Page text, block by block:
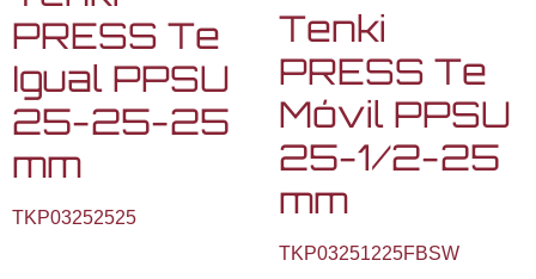
PRESS Te
Igual PPSU
25-25-25
mm
TKP03252525
Tenki
PRESS Te
Móvil PPSU
25-1/2-25
mm
TKP03251225FBSW